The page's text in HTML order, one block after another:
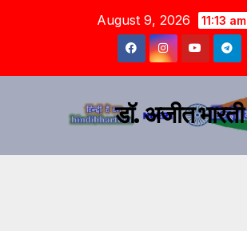
August 9, 2026 11:13 am
डॉ. अजीत भारती